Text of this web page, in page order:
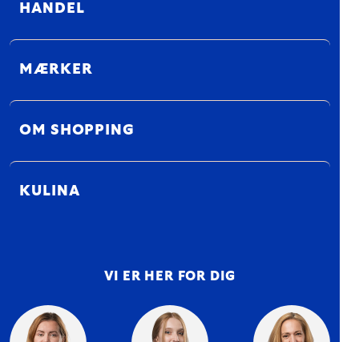
HANDEL
MÆRKER
OM SHOPPING
KULINA
VI ER HER FOR DIG